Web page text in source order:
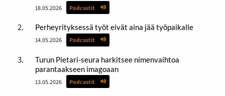
18.05.2026 Podcastit
Perheyrityksessä työt eivät aina jää työpaikalle
14.05.2026 Podcastit
Turun Pietari-seura harkitsee nimenvaihtoa
parantaakseen imagoaan
13.05.2026 Podcastit